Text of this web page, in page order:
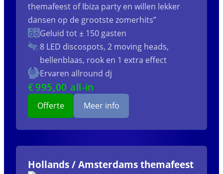
themafeest of Ibiza party en willen lekker
dansen op de grootste zomerhits”
Geluid tot ± 150 gasten
8 LED discospots, 2 moving heads,
bellenblaas, rook en 1 extra effect
Ervaren allround dj
€995,00 all-in
Offerte Meer info
Hollands / Amsterdams themafeest